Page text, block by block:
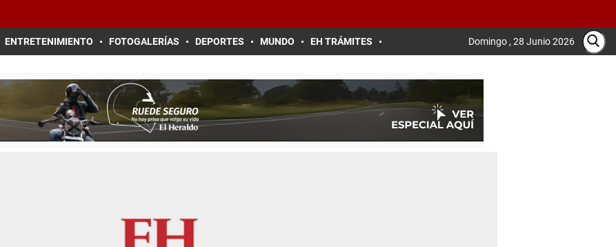
ENTRETENIMIENTO FOTOGALERÍAS DEPORTES MUNDO EH TRÁMITES Domingo , 28 Junio 2026